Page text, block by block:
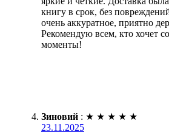
книгу в срок, без
очень аккуратное, приятно
Рекомендую всем, кто хочет
моменты!
Зиновий : ★ ★ ★ ★ ★
23.11.2025